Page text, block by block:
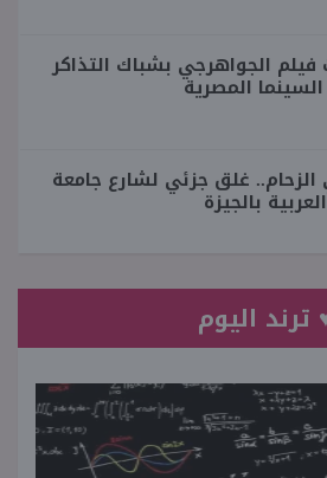
فيلم الجواهرجي بشباك التذاكر
المصرية
الزحام.. غلق جزئي لشارع جامعة
بالجيزة
ترند اليوم